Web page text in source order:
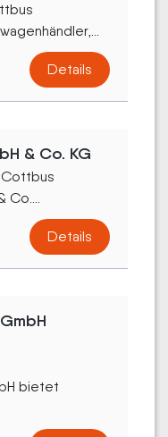
Details
& Co. KG
Co....
Details
bietet